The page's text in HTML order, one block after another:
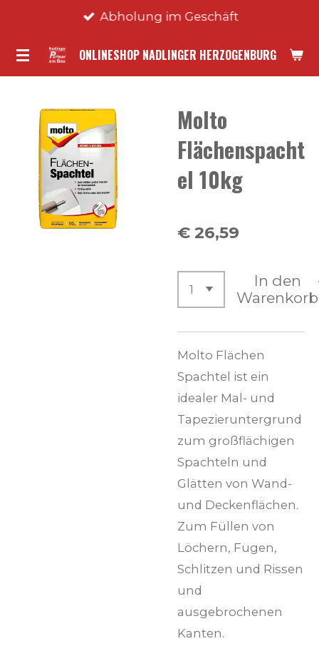
springen
ONLINESHOP NADLINGER HERZOGENBURG
Abholung im Geschäft
Molto
Flächenspacht
el 10kg
€ 26,59
In den
Warenkorb
Molto Flächen
Spachtel ist ein
idealer Mal- und
Tapezieruntergrund
zum großflächigen
Spachteln und
Glätten von Wand-
und Deckenflächen.
Zum Füllen von
Löchern, Fugen,
Schlitzen und Rissen
und
ausgebrochenen
Kanten.